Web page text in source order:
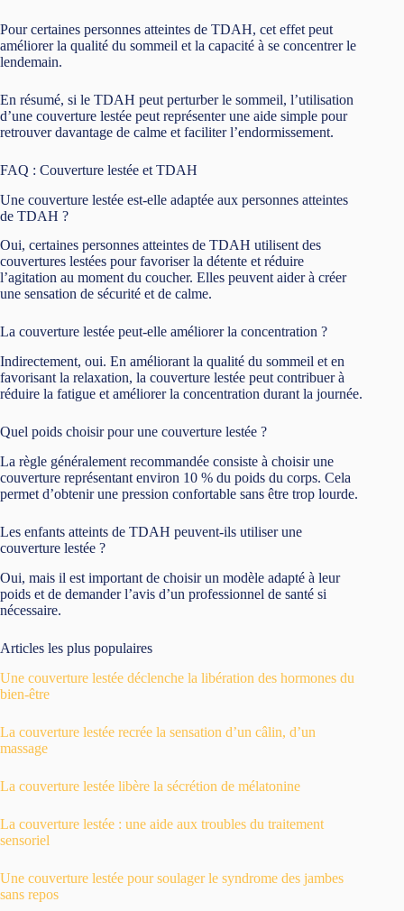
Pour certaines personnes atteintes de TDAH, cet effet peut
améliorer la qualité du sommeil et la capacité à se concentrer le
lendemain.
En résumé, si le TDAH peut perturber le sommeil, l’utilisation
d’une couverture lestée peut représenter une aide simple pour
retrouver davantage de calme et faciliter l’endormissement.
FAQ : Couverture lestée et TDAH
Une couverture lestée est-elle adaptée aux personnes atteintes
de TDAH ?
Oui, certaines personnes atteintes de TDAH utilisent des
couvertures lestées pour favoriser la détente et réduire
l’agitation au moment du coucher. Elles peuvent aider à créer
une sensation de sécurité et de calme.
La couverture lestée peut-elle améliorer la concentration ?
Indirectement, oui. En améliorant la qualité du sommeil et en
favorisant la relaxation, la couverture lestée peut contribuer à
réduire la fatigue et améliorer la concentration durant la journée.
Quel poids choisir pour une couverture lestée ?
La règle généralement recommandée consiste à choisir une
couverture représentant environ 10 % du poids du corps. Cela
permet d’obtenir une pression confortable sans être trop lourde.
Les enfants atteints de TDAH peuvent-ils utiliser une
couverture lestée ?
Oui, mais il est important de choisir un modèle adapté à leur
poids et de demander l’avis d’un professionnel de santé si
nécessaire.
Articles les plus populaires
Une couverture lestée déclenche la libération des hormones du
bien-être
La couverture lestée recrée la sensation d’un câlin, d’un
massage
La couverture lestée libère la sécrétion de mélatonine
La couverture lestée : une aide aux troubles du traitement
sensoriel
Une couverture lestée pour soulager le syndrome des jambes
sans repos